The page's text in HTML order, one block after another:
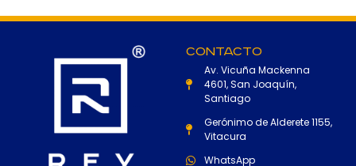
Contacto
Av. Vicuña Mackenna
4601, San Joaquín,
Santiago
Gerónimo de Alderete 1155,
Vitacura
WhatsApp